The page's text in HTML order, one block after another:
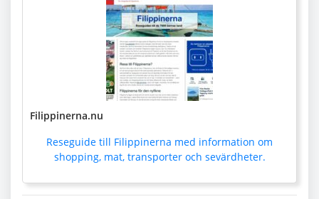
Filippinerna.nu
Reseguide till Filippinerna med information om
shopping, mat, transporter och sevärdheter.